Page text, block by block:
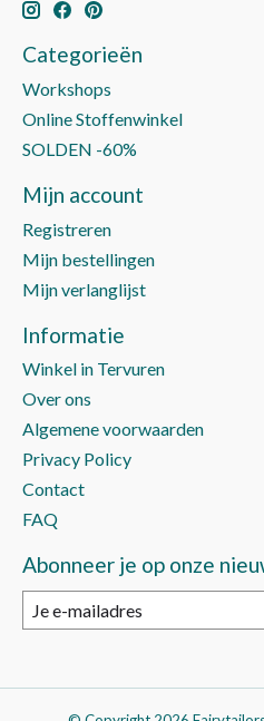
Categorieën
Workshops
Online Stoffenwinkel
SOLDEN -60%
Mijn account
Registreren
Mijn bestellingen
Mijn verlanglijst
Informatie
Winkel in Tervuren
Over ons
Algemene voorwaarden
Privacy Policy
Contact
FAQ
Abonneer je op onze